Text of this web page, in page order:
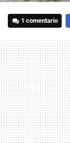
1 comentario